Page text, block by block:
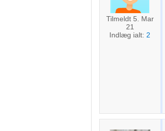
Tilmeldt 5. Mar
21
Indlæg ialt: 2